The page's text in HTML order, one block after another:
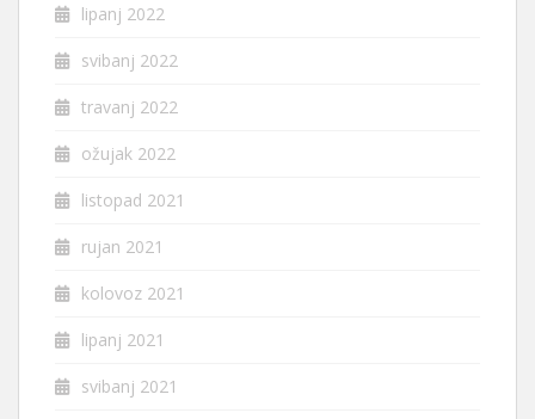
lipanj 2022
svibanj 2022
travanj 2022
ožujak 2022
listopad 2021
rujan 2021
kolovoz 2021
lipanj 2021
svibanj 2021